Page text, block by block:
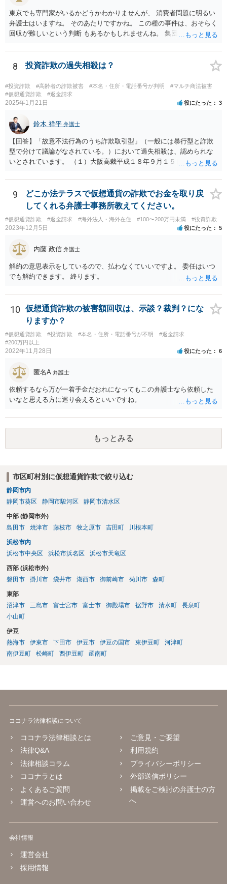
東京でも専門家がいるかどうかわかりませんが、 消費者問題に明るい
弁護士はいますね。 そのあたりですかね。 この種の事件は、おそらく
回収が難しいという判断 もあるかもしれませんね。 集団訴訟に参加し
ら。
8 投資詐欺の過失相殺は？
#投資詐欺 #高齢者の詐欺被害 #本名・住所・電話番号が判明
#マルチ商法被害
#仮想通貨詐欺
#返金請求
2025年1月21日 役にたった 3
鈴木 祥平 弁護士
【回答】「故意不法行為のうち詐欺取引型」（一般には暴行型と詐欺
型で分けて議論がなされている。）において過失相殺は、認められな
いとされています。 （１）大阪高裁平成１８年９月１５日裁判例 裁判
相殺は、本来文字通り過失のある当事者同士の損害の公平な分担調整
のための法制度であり、元来故意の不法行為の場合にはなじまないも
のというべきである。なぜなら、故意の不法行為は、加害者が悪意を
もって一方的に被害者に対して仕掛けるものであり、根本的に被害者
に生じた痛みをともに分け合うための基盤を欠く上、取引的不法行為
における加害者の故意は、通常、被害者の落ち度或いは弱み、不意、
不用意、不注意、未熟、無能、無知、愚昧等に対して向けられ、それ
らにつけ込むものであるから、被害者が加害者の思惑どおりに落ち度
等を示したからといって、これをもって被害者の過失と評価し、被害
者の加害者に対する損害賠償から被害者の落ち度等相当分を減額する
ことにすれば必ず不法行為の成果をその分確保することができること
になるが、そのような事態を容認することは、結果として、不法行為
のやり得を保証するに等しく、故意の不法行為を助長、支援、奨励す
るにも似て、明らかに正義と法の精神に反するからである。したがっ
て、故意の不法行為の場合、特段の事情がない限り、被害者の落ち度
等を過失と評価して損害額の減額事由とすることは許されない。」と
判示した。 （２）東京高等裁判所平成３０年５月２３日裁判例 裁判所
は、「故意ある不法行為（詐欺行為）に対する過失相殺の適用」につ
いて「本件のような故意による不法行為であって犯罪成立可能性すら
あるものによる被害について、過失相殺をすることは、極力避けるべ
きである。・・・過失相殺は、当事者間の公平を図るため、損害賠償
の額を定めるに当たって、被害者の過失を考慮する制度であるとこ
ろ、第１審被告らの不法行為は、故意による違法な詐欺行為であっ
て、このような場合に、被害者である第１審原告らの損害額を減額す
ることは、加害者である第１審被告らに対し、故意に違法な手段で取
得した利得を許容する結果になって相当でない。」と判示した。。 投
9
どこか法テラスで仮想通貨の詐欺でお金を取り戻
してくれる弁護士事務所教えてください。
#仮想通貨詐欺 #返金請求 #海外法人・海外在住 #100〜200万円未満 #投資詐欺
2023年12月5日 役にたった 5
内藤 政信 弁護士
解約の意思表示をしているので、払わなくていいですよ。 委任はいつ
でも解約できます。 終ります。
10
仮想通貨詐欺の被害額回収は、示談？裁判？にな
りますか？
#仮想通貨詐欺 #投資詐欺 #本名・住所・電話番号が不明
#返金請求
#200万円以上
2022年11月28日 役にたった 6
匿名A 弁護士
依頼するなら万が一着手金だおれになってもこの弁護士なら依頼した
いなと思える方に巡り会えるといいですね。
もっとみる
市区町村別に仮想通貨詐欺で絞り込む
静岡市内
静岡市葵区
静岡市駿河区 静岡市清水区
中部 (静岡市外)
島田市
焼津市 藤枝市 牧之原市 吉田町 川根本町
浜松市内
浜松市中央区
浜松市浜名区 浜松市天竜区
西部 (浜松市外)
磐田市
掛川市 袋井市 湖西市 御前崎市 菊川市 森町
東部
沼津市
三島市 富士宮市 富士市 御殿場市 裾野市 清水町
長泉町
小山町
伊豆
熱海市
伊東市 下田市 伊豆市 伊豆の国市 東伊豆町
河津町
南伊豆町
松崎町 西伊豆町 函南町
ココナラ法律相談について
ココナラ法律相談とは
法律Q&A
法律相談コラム
ココナラとは
よくあるご質問
運営へのお問い合わせ
ご意見・ご要望
利用規約
プライバシーポリシー
外部送信ポリシー
掲載をご検討の弁護士の方
へ
会社情報
運営会社
採用情報